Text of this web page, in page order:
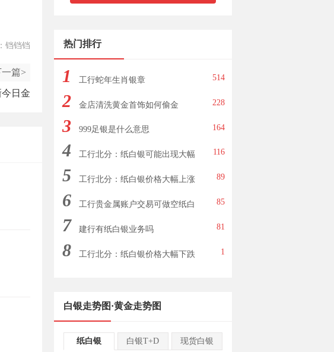
铛铛铛
一篇>
日金
热门排行
1 工行蛇年生肖银章 514
2 金店清洗黄金首饰如何偷金 228
3 999足银是什么意思 164
4 工行北分：纸白银可能出现大幅
下跌
116
5 工行北分：纸白银价格大幅上涨 89
6 工行贵金属账户交易可做空纸白
银
85
7 建行有纸白银业务吗 81
8 工行北分：纸白银价格大幅下跌 1
白银走势图·黄金走势图
纸白银 白银T+D 现货白银